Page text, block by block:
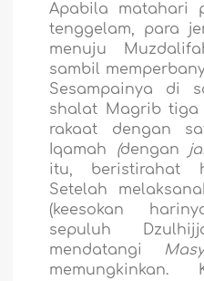
Apabila matahari
tenggelam, para
menuju
sambil
Sesampainya di
shalat Magrib tiga
rakaat dengan
Iqamah (dengan
itu, beristirahat
Setelah
(keesokan
sepuluh
mendatangi
memungkinkan.